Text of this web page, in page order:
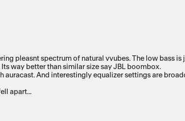
many brands. But this one is definetely special delivering pleasnt spectrum of
way better than similar size say JBL boombox.
I did like sound so much that i bought 2 of them and paired with auracast. And
apart...